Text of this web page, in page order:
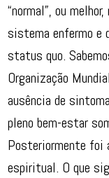
“normal”, ou
sistema enfermo e
status quo.
Organização
ausência de
pleno bem-estar
Posteriormente foi
espiritual. O que